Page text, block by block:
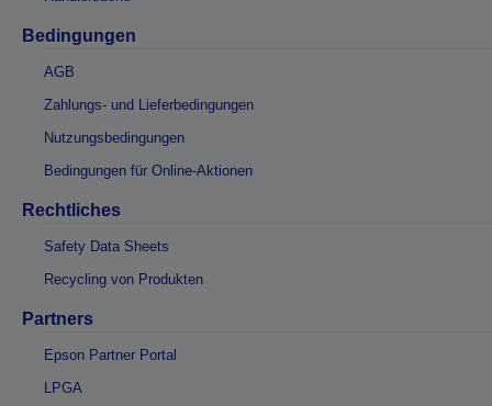
Bedingungen
AGB
Zahlungs- und Lieferbedingungen
Nutzungsbedingungen
Bedingungen für Online-Aktionen
Rechtliches
Safety Data Sheets
Recycling von Produkten
Partners
Epson Partner Portal
LPGA